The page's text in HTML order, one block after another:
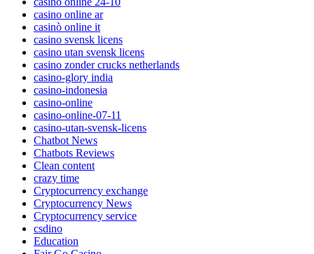
casino online ar
casinò online it
casino svensk licens
casino utan svensk licens
casino zonder crucks netherlands
casino-glory india
casino-indonesia
casino-online
casino-online-07-11
casino-utan-svensk-licens
Chatbot News
Chatbots Reviews
Clean content
crazy time
Cryptocurrency exchange
Cryptocurrency News
Cryptocurrency service
csdino
Education